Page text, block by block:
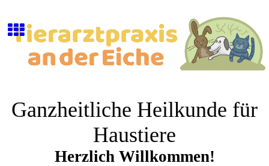
Ganzheitliche Heilkunde für
Haustiere
Herzlich Willkommen!